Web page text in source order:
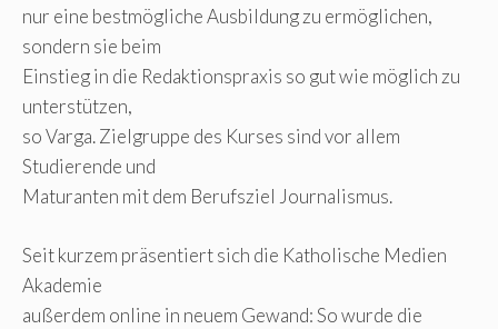
nur eine bestmögliche Ausbildung zu ermöglichen,
sondern sie beim
Einstieg in die Redaktionspraxis so gut wie möglich zu
unterstützen,
so Varga. Zielgruppe des Kurses sind vor allem
Studierende und
Maturanten mit dem Berufsziel Journalismus.
Seit kurzem präsentiert sich die Katholische Medien
Akademie
außerdem online in neuem Gewand: So wurde die